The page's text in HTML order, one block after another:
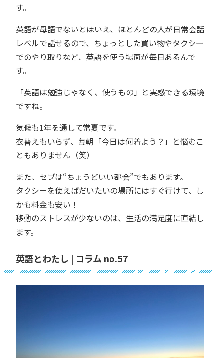
す。
英語が母語でないとはいえ、ほとんどの人が日常会話
レベルで話せるので、ちょっとした買い物やタクシー
でのやり取りなど、英語を使う場面が毎日あるんで
す。
「英語は勉強じゃなく、使うもの」と実感できる環境
ですね。
気候も1年を通して常夏です。
衣替えもいらず、毎朝「今日は何着よう？」と悩むこ
ともありません（笑）
また、セブは“ちょうどいい都会”でもあります。
タクシーを使えばだいたいの場所にはすぐ行けて、し
かも料金も安い！
移動のストレスが少ないのは、生活の満足度に直結し
ます。
英語とわたし | コラム no.57